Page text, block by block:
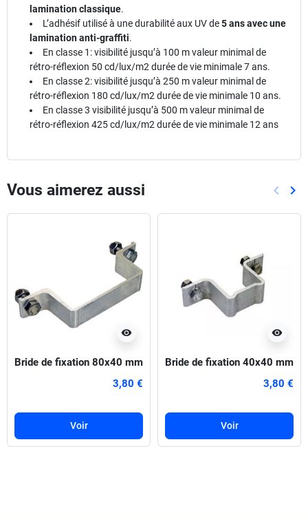
lamination classique.
L’adhésif utilisé à une durabilité aux UV de5 ans avec une
lamination anti-graffiti.
En classe 1: visibilité jusqu’à 100 m valeur minimal de
rétro-réflexion 50 cd/lux/m2 durée de vie minimale 7 ans.
En classe 2: visibilité jusqu’à 250 m valeur minimal de
rétro-réflexion 180 cd/lux/m2 durée de vie minimale 10 ans.
En classe 3 visibilité jusqu’à 500 m valeur minimal de
rétro-réflexion 425 cd/lux/m2 durée de vie minimale 12 ans
Vous aimerez aussi keyboard_arrow_left keyboard_arrow_right
visibility
Bride de fixation 80x40 mm
3,80 €
Voir
visibility
Bride de fixation 40x40 mm
3,80 €
Voir